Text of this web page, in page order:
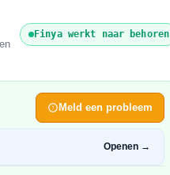
Finya werkt naar behoren
Meld een probleem
Openen →